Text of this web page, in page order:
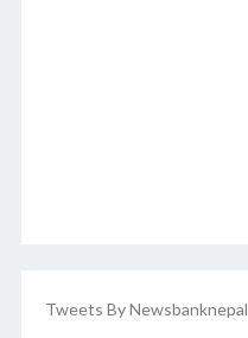
Tweets By Newsbanknepal